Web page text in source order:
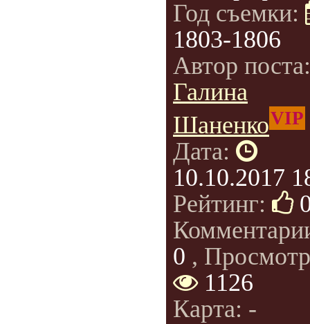
Год съемки:
1803-1806
Автор
Галина
ШаненкоVIP
Дата:
10.10.2017
Рейтинг:
0 ,
1126
Карта: -